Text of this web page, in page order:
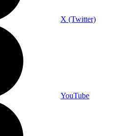
X (Twitter)
YouTube